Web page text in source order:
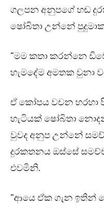
ගලපන අනුපගේ හඬ
ෂෝබිතා උන්නේ
“මම කතා කරන්නෙ
හැමදේම අමතක වුනා
ඒ කෝපය වචන හරහා
හැටියක් ෂෝබිතා
වුවද අනුප උන්නේ
දුරකතනය ඔස්සේ
එවමිනි.
“ආයෙ ඒක ගැන ඉතින්